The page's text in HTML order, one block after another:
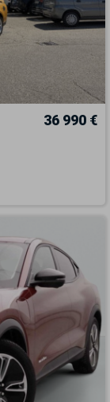
36 990 €